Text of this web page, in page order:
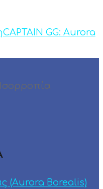
CAPTAIN GG: Aurora
(Aurora Borealis)